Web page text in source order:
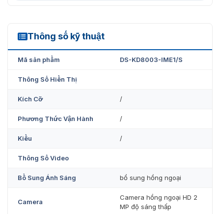
Thông số kỹ thuật
DS-KD8003-IME1/S
Mã sản phẩm DS-KD8003-IME1/S
Thông Số Hiển Thị
Kích Cỡ /
Phương Thức Vận Hành /
Kiểu /
Thông Số Video
Bổ Sung Ánh Sáng bổ sung hồng ngoại
Camera
Camera hồng ngoại HD 2
MP độ sáng thấp